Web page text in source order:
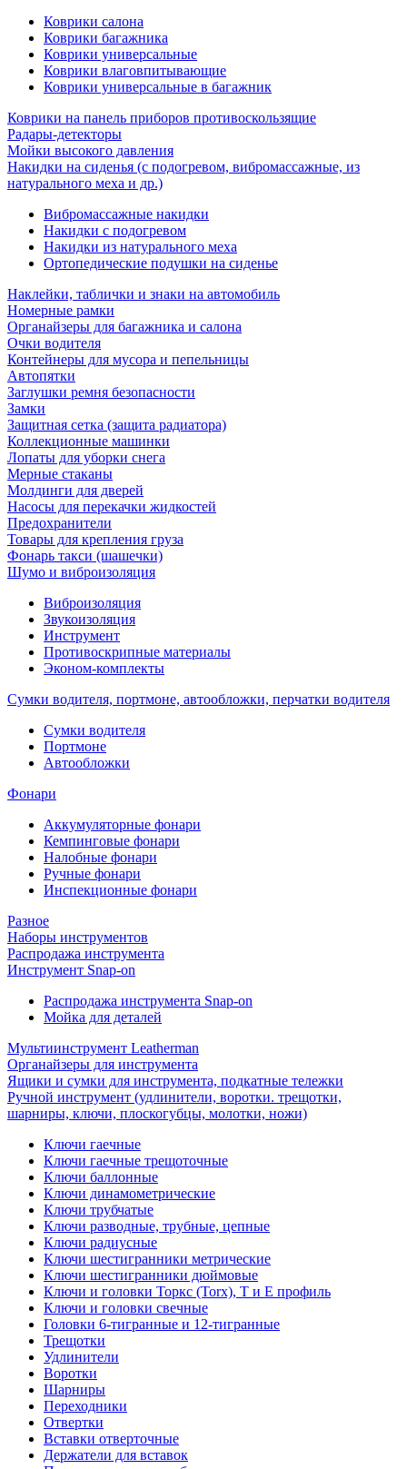
Коврики салона
Коврики багажника
Коврики универсальные
Коврики влаговпитывающие
Коврики универсальные в багажник
Коврики на панель приборов противоскользящие
Радары-детекторы
Мойки высокого давления
Накидки на сиденья (с подогревом, вибромассажные, из
натурального меха и др.)
Вибромассажные накидки
Накидки с подогревом
Накидки из натурального меха
Ортопедические подушки на сиденье
Наклейки, таблички и знаки на автомобиль
Номерные рамки
Органайзеры для багажника и салона
Очки водителя
Контейнеры для мусора и пепельницы
Автопятки
Заглушки ремня безопасности
Замки
Защитная сетка (защита радиатора)
Коллекционные машинки
Лопаты для уборки снега
Мерные стаканы
Молдинги для дверей
Насосы для перекачки жидкостей
Предохранители
Товары для крепления груза
Фонарь такси (шашечки)
Шумо и виброизоляция
Виброизоляция
Звукоизоляция
Инструмент
Противоскрипные материалы
Эконом-комплекты
Сумки водителя, портмоне, автообложки, перчатки водителя
Cумки водителя
Портмоне
Автообложки
Фонари
Аккумуляторные фонари
Кемпинговые фонари
Налобные фонари
Ручные фонари
Инспекционные фонари
Разное
Наборы инструментов
Распродажа инструмента
Инструмент Snap-on
Распродажа инструмента Snap-on
Мойка для деталей
Мультиинструмент Leatherman
Органайзеры для инструмента
Ящики и сумки для инструмента, подкатные тележки
Ручной инструмент (удлинители, воротки. трещотки,
шарниры, ключи, плоскогубцы, молотки, ножи)
Ключи гаечные
Ключи гаечные трещоточные
Ключи баллонные
Ключи динамометрические
Ключи трубчатые
Ключи разводные, трубные, цепные
Ключи радиусные
Ключи шестигранники метрические
Ключи шестигранники дюймовые
Ключи и головки Торкс (Torx), Т и Е профиль
Ключи и головки свечные
Головки 6-тигранные и 12-тигранные
Трещотки
Удлинители
Воротки
Шарниры
Переходники
Отвертки
Вставки отверточные
Держатели для вставок